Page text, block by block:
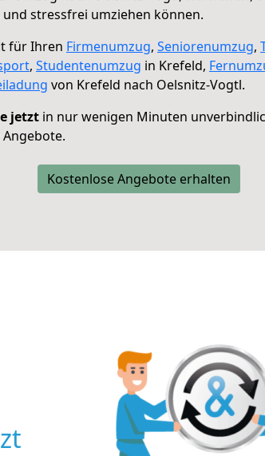
stressfrei umziehen können.
für Ihren Firmenumzug, Seniorenumzug,
, Studentenumzug in Krefeld,
von Krefeld nach Oelsnitz-Vogtl.
jetzt in nur wenigen Minuten
Kostenlose Angebote erhalten